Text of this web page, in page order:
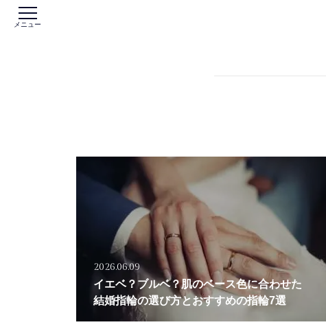
メニュー
2026.06.09
イエベ？ブルベ？肌のベース色に合わせた
結婚指輪の選び方とおすすめの指輪7選